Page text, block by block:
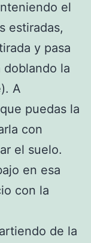
el
estiradas,
y pasa
la
A
puedas la
con
el suelo.
en esa
con la
de la